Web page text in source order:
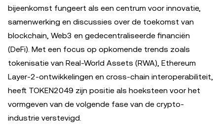
bijeenkomst fungeert als een centrum voor innovatie,
samenwerking en discussies over de toekomst van
blockchain, Web3 en gedecentraliseerde financiën
(DeFi). Met een focus op opkomende trends zoals
tokenisatie van Real-World Assets (RWA), Ethereum
Layer-2-ontwikkelingen en cross-chain interoperabiliteit,
heeft TOKEN2049 zijn positie als hoeksteen voor het
vormgeven van de volgende fase van de crypto-
industrie verstevigd.